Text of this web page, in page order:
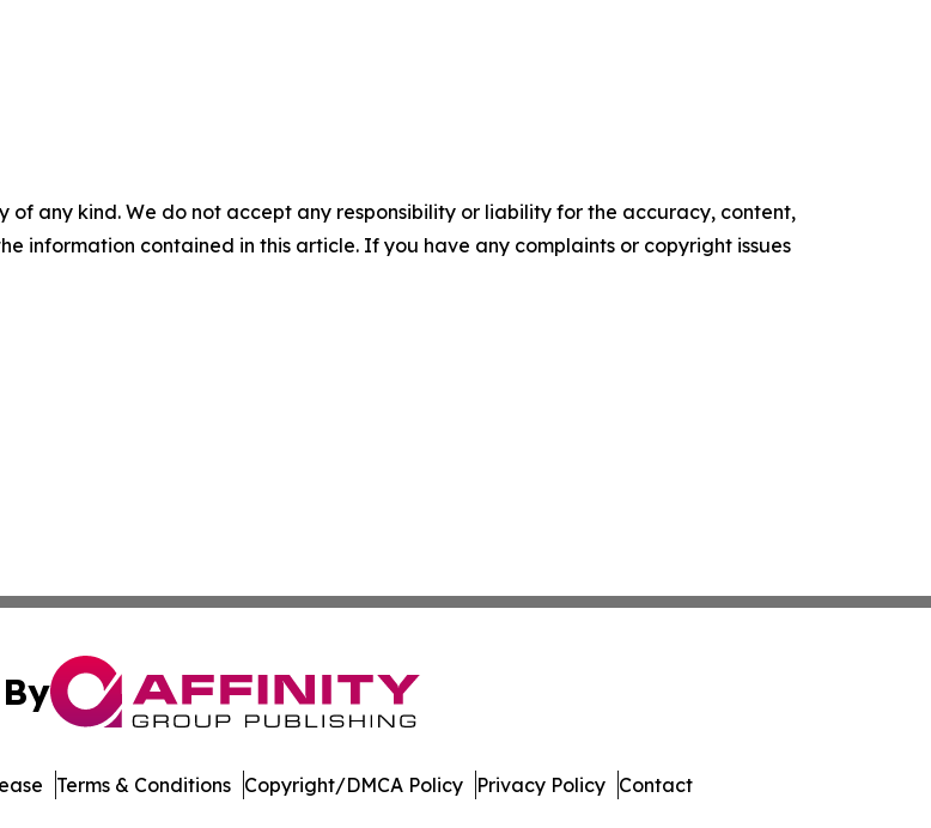
of any kind. We do not accept any responsibility or liability for the accuracy, content,
information contained in this article. If you have any complaints or copyright issues
Terms & Conditions Copyright/DMCA Policy Privacy Policy Contact